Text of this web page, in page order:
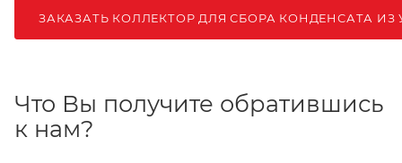
ЗАКАЗАТЬ КОЛЛЕКТОР ДЛЯ СБОРА КОНДЕНСАТА ИЗ
Что Вы получите обратившись
к нам?